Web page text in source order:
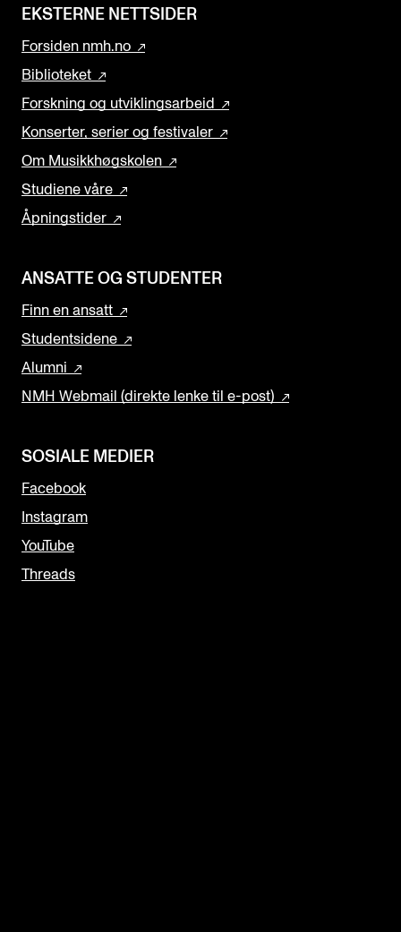
EKSTERNE NETTSIDER
Forsiden nmh.no
Biblioteket
Forskning og utviklingsarbeid
Konserter, serier og festivaler
Om Musikkhøgskolen
Studiene våre
Åpningstider
ANSATTE OG STUDENTER
Finn en ansatt
Studentsidene
Alumni
NMH Webmail (direkte lenke til e-post)
SOSIALE MEDIER
Facebook
Instagram
YouTube
Threads